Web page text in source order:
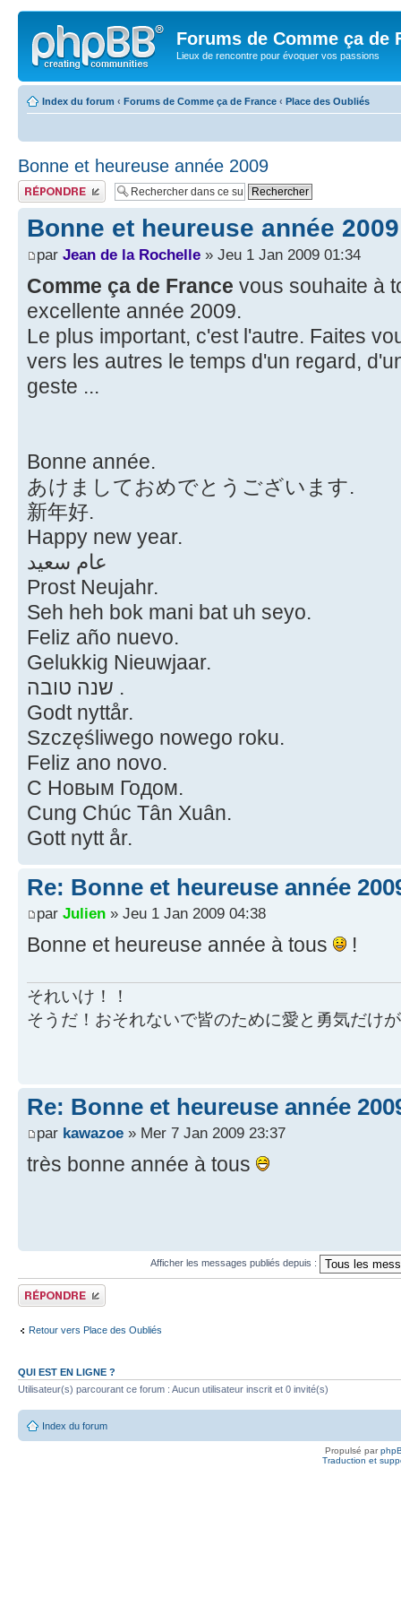
Forums de Comme ça de
Lieux de rencontre pour évoquer vos passions
Index du forum ‹ Forums de Comme ça de France ‹ Place des Oubliés
Bonne et heureuse année 2009
Publier une réponse
Bonne et heureuse année 2009
par Jean de la Rochelle » Jeu 1 Jan 2009 01:34
Comme ça de France vous souhaite à
excellente année 2009.
Le plus important, c'est l'autre. Faites
vers les autres le temps d'un regard,
geste ...
Bonne année.
あけましておめでとうございます.
新年好.
Happy new year.
عام سعيد
Prost Neujahr.
Seh heh bok mani bat uh seyo.
Feliz año nuevo.
Gelukkig Nieuwjaar.
שנה טובה .
Godt nyttår.
Szczęśliwego nowego roku.
Feliz ano novo.
С Новым Годом.
Cung Chúc Tân Xuân.
Gott nytt år.
Re: Bonne et heureuse année
par Julien » Jeu 1 Jan 2009 04:38
Bonne et heureuse année à tous !
それいけ！！
そうだ！おそれないで皆のために愛と勇気だけ
Re: Bonne et heureuse année
par kawazoe » Mer 7 Jan 2009 23:37
très bonne année à tous
Afficher les messages publiés depuis :
Publier une réponse
Retour vers Place des Oubliés
QUI EST EN LIGNE ?
Utilisateur(s) parcourant ce forum : Aucun utilisateur inscrit et 0 invité(s)
Index du forum
Propulsé par
Traduction et